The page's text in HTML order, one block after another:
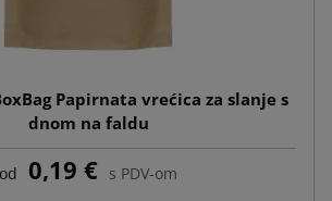
Papirnata vrećica za slanje s
dnom na faldu
od 0,19 € s PDV-om